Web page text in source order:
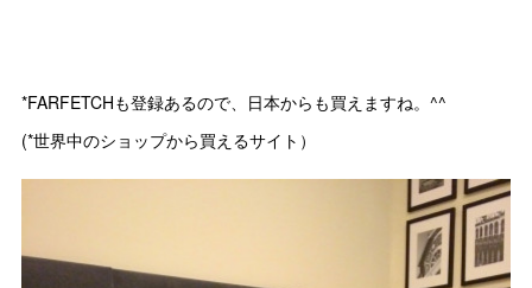
*FARFETCHも登録あるので、日本からも買えますね。^^
(*世界中のショップから買えるサイト）